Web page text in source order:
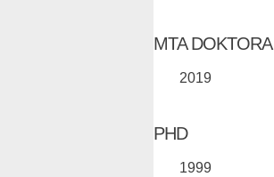
MTA DOKTORA
2019
PHD
1999